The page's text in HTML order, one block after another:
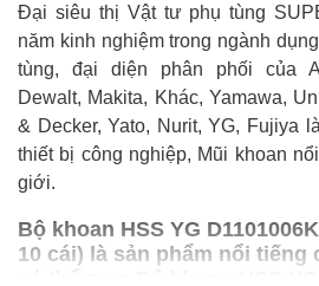
Đại siêu thị Vật tư phụ tùng
năm kinh nghiệm trong ngành
tùng, đại diện phân phối của
Dewalt, Makita, Khác, Yamawa,
& Decker, Yato, Nurit, YG, Fujiya
thiết bị công nghiệp, Mũi khoan
giới.
Bộ khoan HSS YG
10 cái) là sản phẩm nổi tiếng